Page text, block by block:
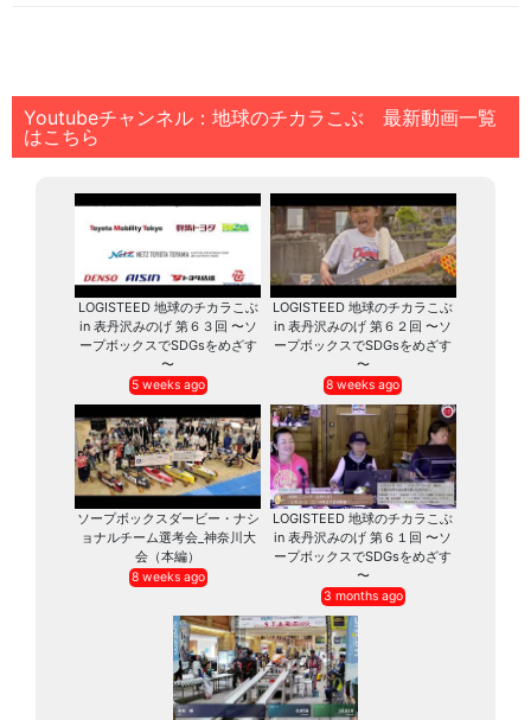
Youtubeチャンネル：地球のチカラこぶ 最新動画一覧
はこちら
LOGISTEED 地球のチカラこぶ
in 表丹沢みのげ 第６３回 〜ソ
ープボックスでSDGsをめざす
〜
5 weeks ago
LOGISTEED 地球のチカラこぶ
in 表丹沢みのげ 第６２回 〜ソ
ープボックスでSDGsをめざす
〜
8 weeks ago
ソープボックスダービー・ナシ
ョナルチーム選考会_神奈川大
会（本編）
8 weeks ago
LOGISTEED 地球のチカラこぶ
in 表丹沢みのげ 第６１回 〜ソ
ープボックスでSDGsをめざす
〜
3 months ago